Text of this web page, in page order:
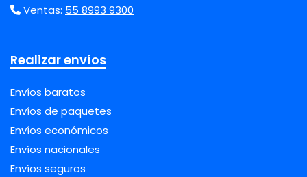
Ventas: 55 8993 9300
Realizar envíos
Envíos baratos
Envíos de paquetes
Envíos económicos
Envíos nacionales
Envíos seguros